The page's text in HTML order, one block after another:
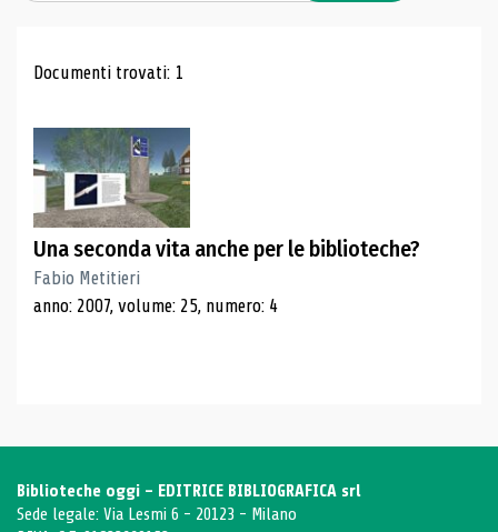
Risultati di ricerca
Documenti trovati: 1
Una seconda vita anche per le biblioteche?
Fabio Metitieri
anno: 2007, volume: 25, numero: 4
Biblioteche oggi - EDITRICE BIBLIOGRAFICA srl
Sede legale: Via Lesmi 6 - 20123 - Milano